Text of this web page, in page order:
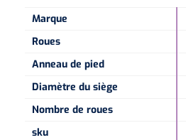
Marque
Roues
Anneau de pied
Diamètre du siège
Nombre de roues
sku